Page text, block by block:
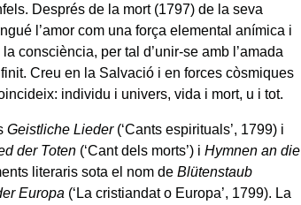
Després de la mort (1797) de la seva
l’amor com una força elemental anímica i
consciència, per tal d’unir-se amb l’amada
Creu en la Salvació i en forces còsmiques
individu i univers, vida i mort, u i tot.
Geistliche Lieder(‘Cants espirituals’, 1799) i
der Toten (‘Cant dels morts’) iHymnen an die
literaris sota el nom deBlütenstaub
Europa (‘La cristiandat o Europa’, 1799). La